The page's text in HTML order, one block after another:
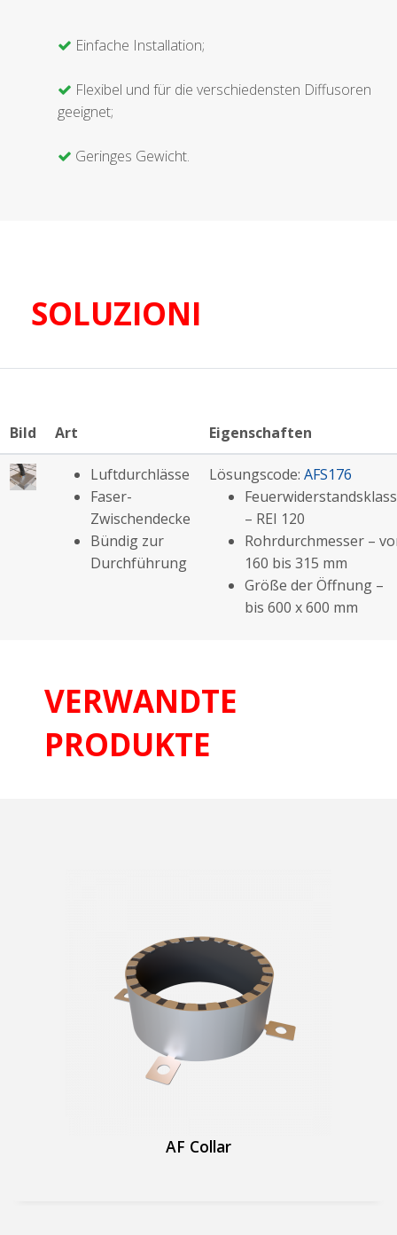
Einfache Installation;
Flexibel und für die verschiedensten Diffusoren
geeignet;
Geringes Gewicht.
SOLUZIONI
Bild Art Eigenschaften
Luftdurchlässe
Faser-
Zwischendecke
Bündig zur
Durchführung
Lösungscode: AFS176
– REI 120
Rohrdurchmesser –
160 bis 315 mm
Größe der Öffnung –
bis 600 x 600 mm
VERWANDTE
PRODUKTE
AF Collar